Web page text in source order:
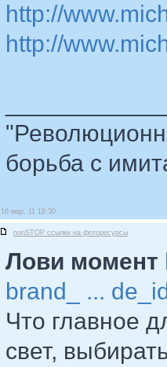
http://
http://
борьба с
16 мар, 11 18:30
nonSTOP ссылки на фоторесурсы
Лови момент
brand_ ...
Что главное
свет,